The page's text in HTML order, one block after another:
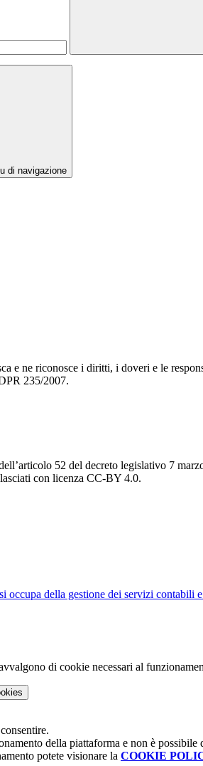
di navigazione
e ne riconosce i diritti, i doveri e le
235/2007.
52 del decreto legislativo 7
con licenza CC-BY 4.0.
della gestione dei servizi contabili
di cookie necessari al
della piattaforma e non è possibile
potete visionare la COOKIE